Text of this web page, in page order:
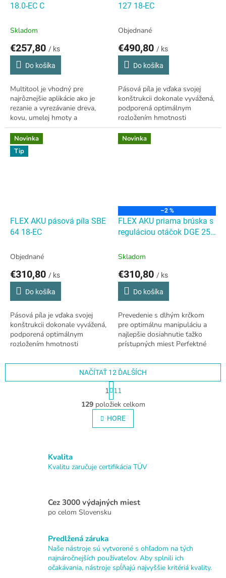
18.0-EC C
Skladom
€257,80 / ks
Do košíka
Multitool je vhodný pre
najrôznejšie aplikácie ako je
rezanie a vyrezávanie dreva,
kovu, umelej hmoty a
sadrokartónu. Na
odstraňovanie starých stierok,
lepidiel, vyškrabávanie...
127 18-EC
Objednané
€490,80 / ks
Do košíka
Pásová píla je vďaka svojej
konštrukcii dokonale vyvážená,
podporená optimálnym
rozložením hmotnosti
akumulátora a motora.
Odľahčený stroj triedy 18 V
SBE je vhodná predovšetkým...
Novinka
Tip
FLEX AKU pásová píla SBE
64 18-EC
Objednané
€310,80 / ks
Do košíka
Pásová píla je vďaka svojej
konštrukcii dokonale vyvážená,
podporená optimálnym
rozložením hmotnosti
Odľahčený stroj triedy 18 V
SBE je vhodná predovšetkým...
Novinka
–2 %
FLEX AKU priama brúska s
reguláciou otáčok DGE 25
Skladom
€310,80 / ks
Do košíka
Prevedenie s dlhým krčkom
pre optimálnu manipuláciu a
najlepšie dosiahnutie ťažko
prístupných miest Perfektné
krytu a štíhlej rukoväti s
obvodom iba...
O
v
l
á
i
v
p
i
s
NAČÍTAŤ 12 ĎALŠÍCH
t
r
á
n
k
n
i
1 11
129položiek celkom
HORE
Kvalita
Kvalitu zaručuje certifikácia TÜV
Cez 3000 výdajných miest
po celom Slovensku
Predlžená záruka
Naše nástroje sú vytvorené s ohľadom na tých
najnáročnejších používateľov. Aby splnili ich
očakávania, nástroje spĺňajú najvyššie kritériá kvality.